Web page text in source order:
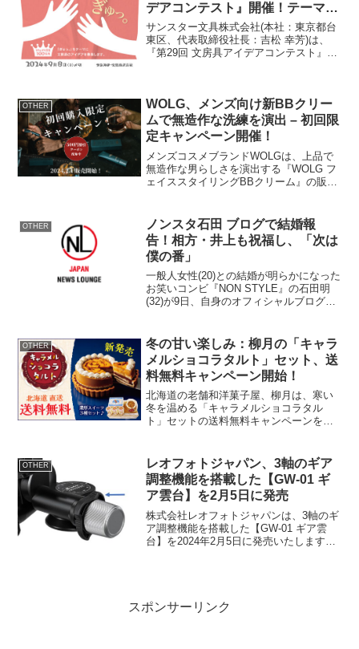
デアコンテスト』開催！テーマは
「ぎゅっ。」素敵なアイデアを募
集
サンスター文具株式会社(本社：東京都台
東区、代表取締役社長：吉松 幸芳)は、
『第29回 文房具アイデアコンテスト』を
回文房具アイ...
OTHER
WOLG、メンズ向け新BBクリー
ムで無造作な洗練を演出 – 初回限
定キャンペーン開催！
メンズコスメブランドWOLGは、上品で
無造作な男らしさを演出する『WOLG フ
ェイススタイリングBBクリーム』の販売
スタイルを提案します。メンズコスメ市
場の拡大とWOL...
OTHER
ノンスタ石田 ブログで結婚報
告！相方・井上も祝福し、「次は
僕の番」
一般人女性(20)との結婚が明らかになった
お笑いコンビ『NON STYLE』の石田明
(32)が9日、自身のオフィシャルブログ
婚」と題し、「わたくし石田明は今月の2
日に一般...
OTHER
冬の甘い楽しみ：柳月の「キャラ
メルショコラタルト」セット、送
料無料キャンペーン開始！
北海道の老舗和洋菓子屋、柳月は、寒い
冬を温める「キャラメルショコラタル
ト」セットの送料無料キャンペーンを、1
日(日)価格: 1セット 4,250円(...
OTHER
レオフォトジャパン、3軸のギア
調整機能を搭載した【GW-01 ギ
ア雲台】を2月5日に発売
株式会社レオフォトジャパンは、3軸のギ
ア調整機能を搭載した【GW-01 ギア雲
台】を2024年2月5日に発売いたします。
スポンサーリンク